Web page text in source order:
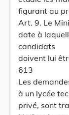
figurant au
Art. 9. Le
date à
candidats
doivent lui
613
Les
à un lycée
privé, sont